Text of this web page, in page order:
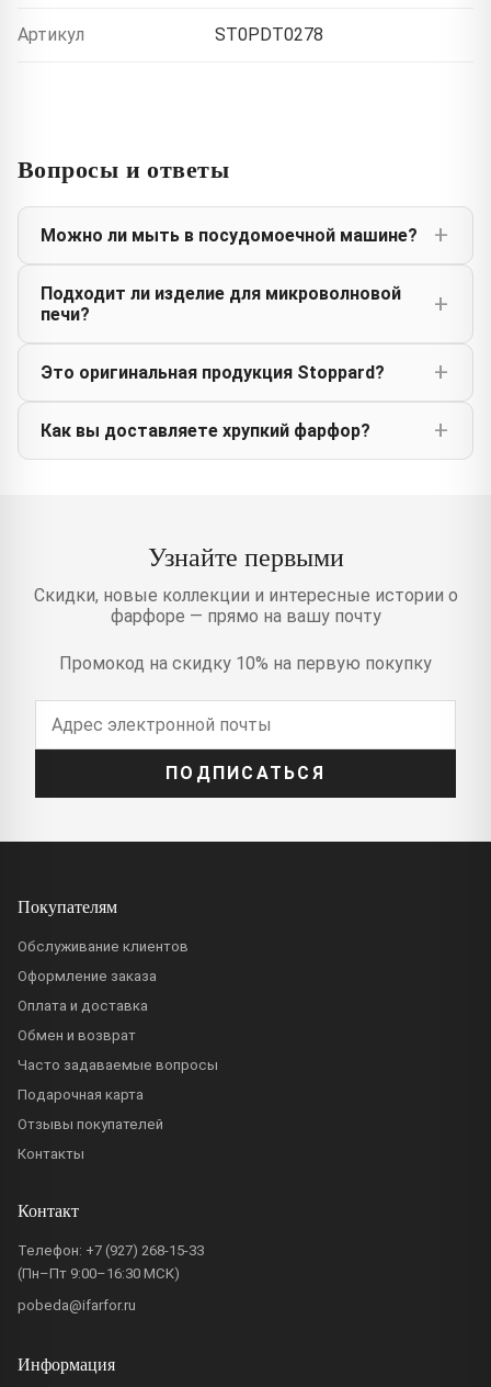
Артикул ST0PDT0278
Вопросы и ответы
Можно ли мыть в посудомоечной машине?
Подходит ли изделие для микроволновой
печи?
Это оригинальная продукция Stoppard?
Как вы доставляете хрупкий фарфор?
Узнайте первыми
Скидки, новые коллекции и интересные истории о
фарфоре — прямо на вашу почту
Промокод на скидку 10% на первую покупку
ПОДПИСАТЬСЯ
Покупателям
Обслуживание клиентов
Оформление заказа
Оплата и доставка
Обмен и возврат
Часто задаваемые вопросы
Подарочная карта
Отзывы покупателей
Контакты
Контакт
Телефон: +7 (927) 268-15-33
(Пн–Пт 9:00–16:30 МСК)
pobeda@ifarfor.ru
Информация